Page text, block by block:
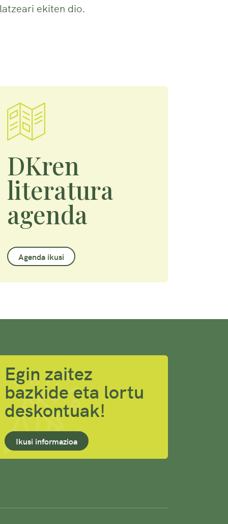
ekiten dio.
DKren
literatura
agenda
Agenda ikusi
Egin zaitez
bazkide eta lortu
deskontuak!
Ikusi informazioa